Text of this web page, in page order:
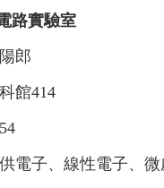
路實驗室
郎
館414
電子、線性電子、